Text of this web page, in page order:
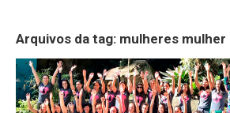
Arquivos da tag: mulheres